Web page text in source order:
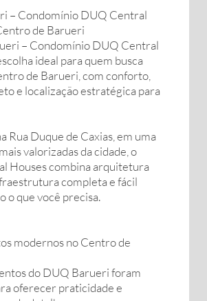
– Condomínio DUQ Central
de Barueri
– Condomínio DUQ Central
ideal para quem busca
de Barueri, com conforto,
e localização estratégica para
Rua Duque de Caxias, em uma
valorizadas da cidade, o
Houses combina arquitetura
completa e fácil
o que você precisa.
modernos no Centro de
do DUQ Barueri foram
oferecer praticidade e